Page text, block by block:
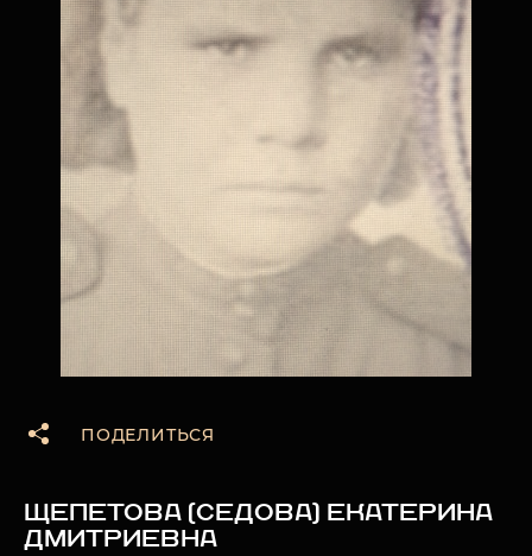
ПОДЕЛИТЬСЯ
ЩЕПЕТОВА (СЕДОВА) ЕКАТЕРИНА
ДМИТРИЕВНА